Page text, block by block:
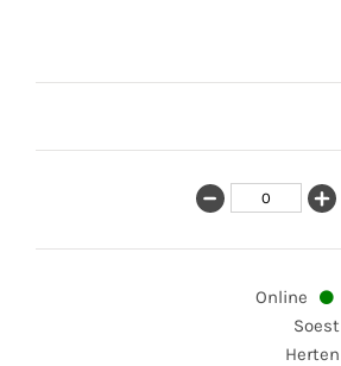
Online
Soest
Herten